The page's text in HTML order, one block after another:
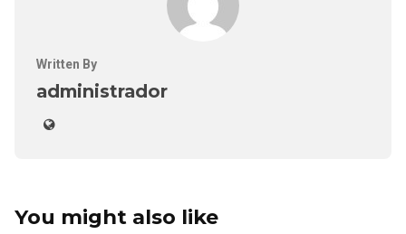
Written By
administrador
You might also like